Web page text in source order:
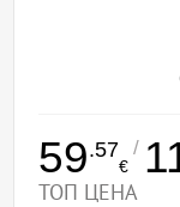
59.57
€
/
ТОП ЦЕНА